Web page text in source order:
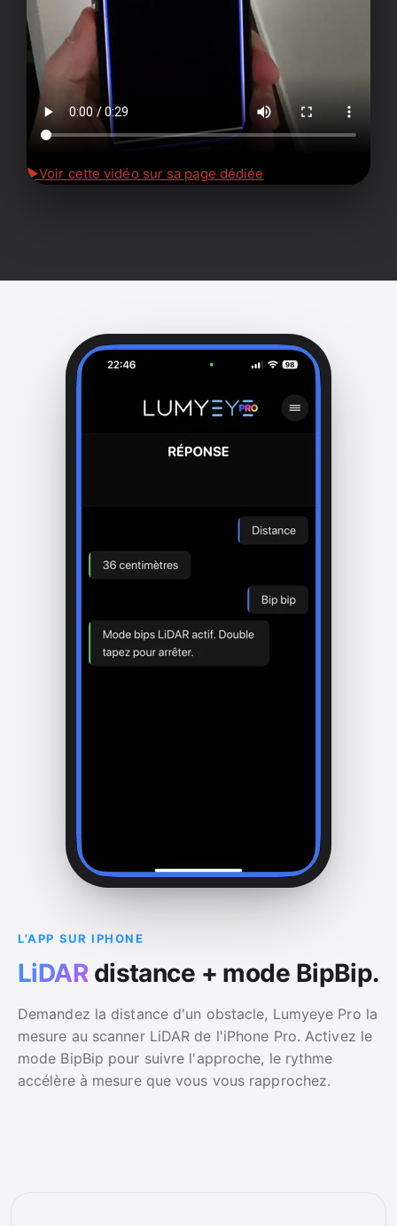
▶Voir cette vidéo sur sa page dédiée
L'APP SUR IPHONE
LiDAR distance + mode BipBip.
Demandez la distance d'un obstacle, Lumyeye Pro la
mesure au scanner LiDAR de l'iPhone Pro. Activez le
mode BipBip pour suivre l'approche, le rythme
accélère à mesure que vous vous rapprochez.